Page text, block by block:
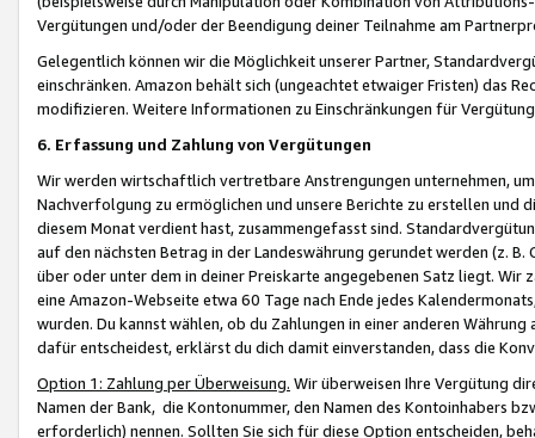
Vergütungen und/oder der Beendigung deiner Teilnahme am
Gelegentlich können wir die Möglichkeit unserer Partner,
einschränken. Amazon behält sich (ungeachtet etwaiger Fristen) das
modifizieren. Weitere Informationen zu Einschränkungen für
6. Erfassung und Zahlung von Vergütungen
Wir werden wirtschaftlich vertretbare Anstrengungen unternehmen,
Nachverfolgung zu ermöglichen und unsere Berichte zu erstellen und
diesem Monat verdient hast, zusammengefasst sind.
auf den nächsten Betrag in der Landeswährung gerundet werden (z.
über oder unter dem in deiner Preiskarte angegebenen Satz liegt.
eine Amazon-Webseite etwa 60 Tage nach Ende jedes
wurden. Du kannst wählen, ob du Zahlungen in einer anderen
dafür entscheidest, erklärst du dich damit einverstanden, dass die
Option 1: Zahlung per Überweisung. Wir überweisen Ihre Vergütung
Namen der Bank, die Kontonummer, den Namen des Kontoinhabers
erforderlich) nennen. Sollten Sie sich für diese Option entscheiden,